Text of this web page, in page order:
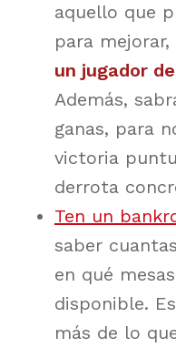
aquello que
para
un jugador
Además,
ganas, para
victoria
derrota
Ten un
saber
en qué
disponible.
más de lo